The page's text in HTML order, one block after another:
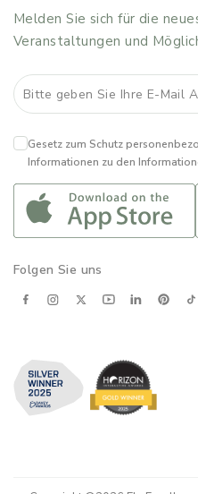
Melden Sie sich für die
Veranstaltungen und
Gesetz zum Schutz
Informationen zu den
Folgen Sie uns